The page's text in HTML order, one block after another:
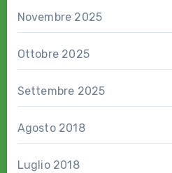
Novembre 2025
Ottobre 2025
Settembre 2025
Agosto 2018
Luglio 2018